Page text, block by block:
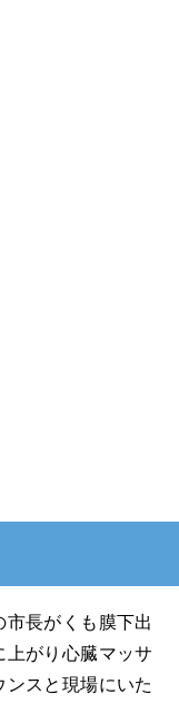
長がくも膜下出
上がり心臓マッサ
スと現場にいた